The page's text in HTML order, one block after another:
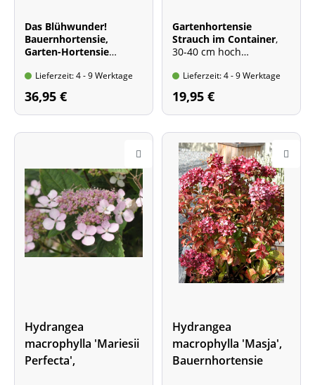
Das Blühwunder!
Bauernhortensie,
Garten-Hortensie
30-50 cm hoch
Blütenfarbe: Rosa
Wuchshöhe: bis 1,3 m
Lieferzeit: 4 - 9 Werktage
36,95 €
Gartenhortensie
Strauch im Container,
30-40 cm hoch
mit rotem Rand
Wuchshöhe: bis 1,8 m
Lieferzeit: 4 - 9 Werktage
19,95 €
Hydrangea
macrophylla 'Mariesii
Perfecta',
Hydrangea
macrophylla 'Masja',
Bauernhortensie